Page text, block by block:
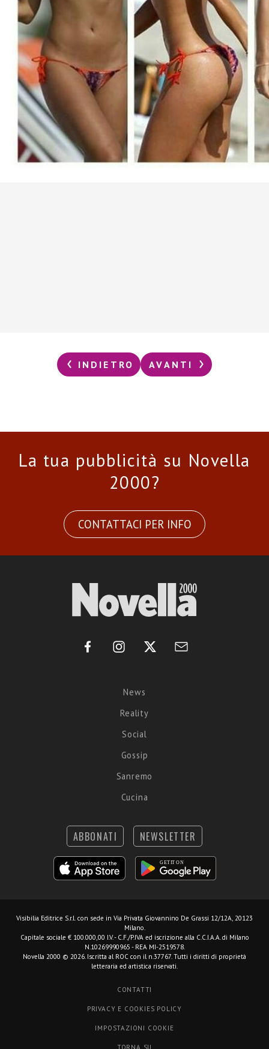
INDIETRO AVANTI
La tua pubblicità su Novella
2000?
CONTATTACI PER INFO
News
Reality
Social
Gossip
Sanremo
Cucina
ABBONATI NEWSLETTER
Visibilia Editrice S.r.l. con sede in Via Privata Giovannino De Grassi 12/12A, 20123
Milano.
Capitale sociale € 100.000,00 I.V. - C.F./P.IVA ed iscrizione alla C.C.I.A.A. di Milano
N.10269990965 - REA MI-2519578.
Novella 2000 © 2026. Iscritta al ROC con il n.37767. Tutti i diritti di proprietà
letteraria ed artistica riservati.
CONTATTI
PRIVACY E COOKIES POLICY
IMPOSTAZIONI COOKIE
TORNA SU